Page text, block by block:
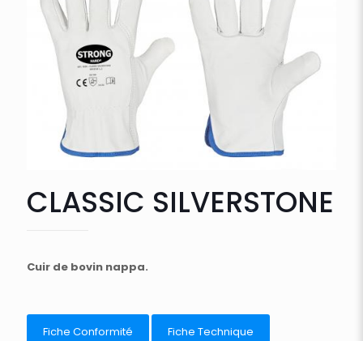
CLASSIC SILVERSTONE
Cuir de bovin nappa.
Fiche Conformité
Fiche Technique